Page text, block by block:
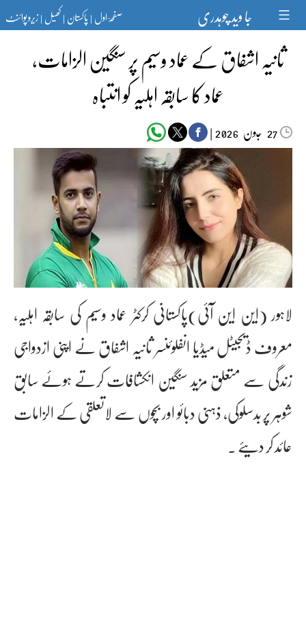
content جا وید چوہدری صفحۂ اول|پاکستان|کھیل|زیرو پوائنٹ
ثانیہ اشفاق کے عماد وسیم پر سنگین الزامات،
عماد کا سابقہ اہلیہ کو انتباہ
27 جون‬‮ |
لاہور (این این آئی)پاکستانی کرکٹر عماد وسیم کی سابقہ اہلیہ،
معروف ڈیجیٹل میڈیا انفلوئنسر ثانیہ اشفاق نے اپنی ازدواجی
زندگی سے متعلق مزید سنگین انکشافات کرتے ہوئے سابق
شوہر پر بدسلوکی، ذہنی دبائو اور بچوں سے لاتعلقی کے الزامات
عائد کر دیئے ۔